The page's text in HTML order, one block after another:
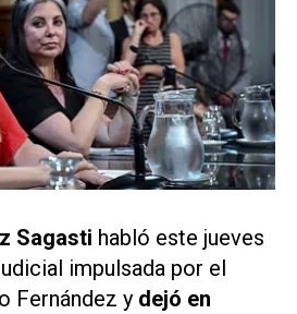
Sagasti habló este jueves
impulsada por el
Fernández y dejó en